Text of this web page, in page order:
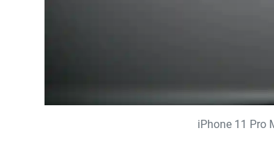
iPhone 11 Pro